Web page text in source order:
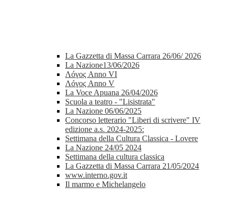
La Gazzetta di Massa Carrara 26/06/ 2026
La Nazione13/06/2026
Λóγος Anno VI
Λóγος Anno V
La Voce Apuana 26/04/2026
Scuola a teatro - "Lisistrata"
La Nazione 06/06/2025
Concorso letterario "Liberi di scrivere" IV
edizione a.s. 2024-2025:
Settimana della Cultura Classica - Lovere
La Nazione 24/05 2024
Settimana della cultura classica
La Gazzetta di Massa Carrara 21/05/2024
www.interno.gov.it
Il marmo e Michelangelo